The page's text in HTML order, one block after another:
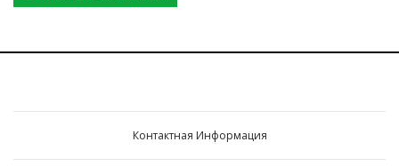
Контактная Информация